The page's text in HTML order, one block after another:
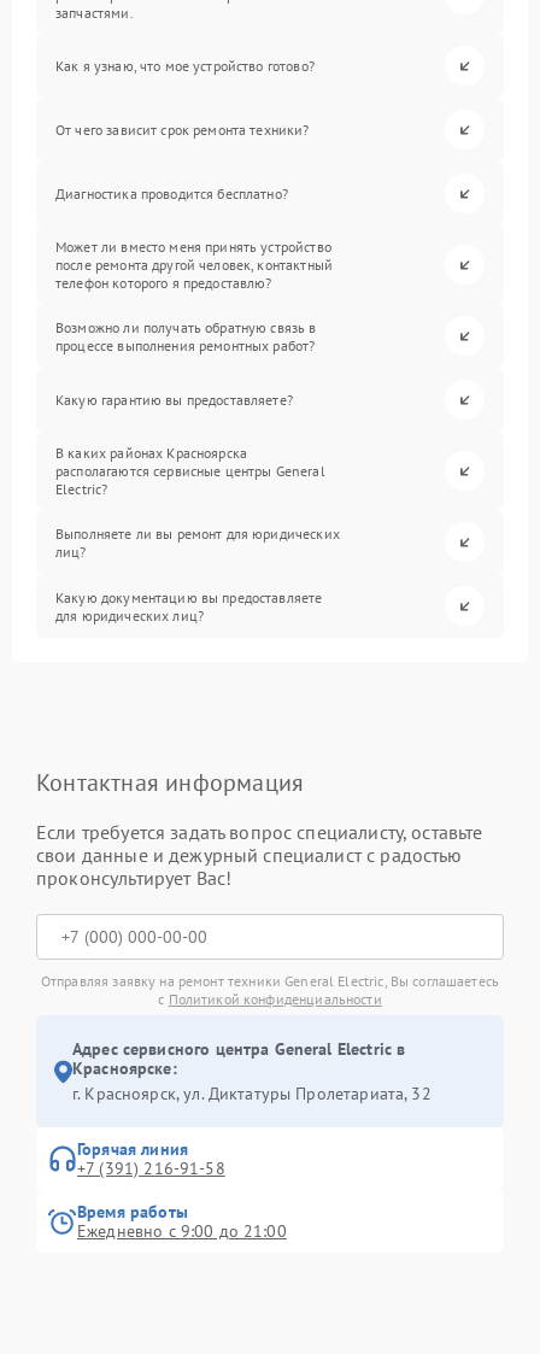
запчастями.
Как я узнаю, что мое устройство готово?
От чего зависит срок ремонта техники?
Диагностика проводится бесплатно?
Может ли вместо меня принять устройство
после ремонта другой человек, контактный
телефон которого я предоставлю?
Возможно ли получать обратную связь в
процессе выполнения ремонтных работ?
Какую гарантию вы предоставляете?
В каких районах Красноярска
располагаются сервисные центры General
Electric?
Выполняете ли вы ремонт для юридических
лиц?
Какую документацию вы предоставляете
для юридических лиц?
Контактная информация
Если требуется задать вопрос специалисту, оставьте
свои данные и дежурный специалист с радостью
проконсультирует Вас!
Отправляя заявку на ремонт техники General Electric, Вы соглашаетесь
с Политикой конфиденциальности
Адрес сервисного центра General Electric в
Красноярске:
г. Красноярск, ул. Диктатуры Пролетариата, 32
Горячая линия
+7 (391) 216-91-58
Время работы
Ежедневно с 9:00 до 21:00